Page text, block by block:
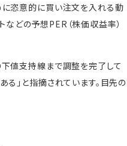
に恣意的に買い注文を入れる動
などの予想PER（株価収益率）
値支持線まで調整を完了して
」と指摘されています。目先の